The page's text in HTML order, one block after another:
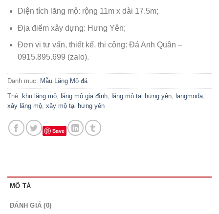
Diện tích lăng mộ: rộng 11m x dài 17.5m;
Địa điểm xây dựng: Hưng Yên;
Đơn vị tư vấn, thiết kế, thi công: Đá Anh Quân –
0915.895.699 (zalo).
Danh mục: Mẫu Lăng Mộ đá
Thẻ: khu lăng mộ, lăng mộ gia đình, lăng mộ tại hưng yên, langmoda,
xây lăng mộ, xây mộ tại hưng yên
Save
MÔ TẢ
ĐÁNH GIÁ (0)